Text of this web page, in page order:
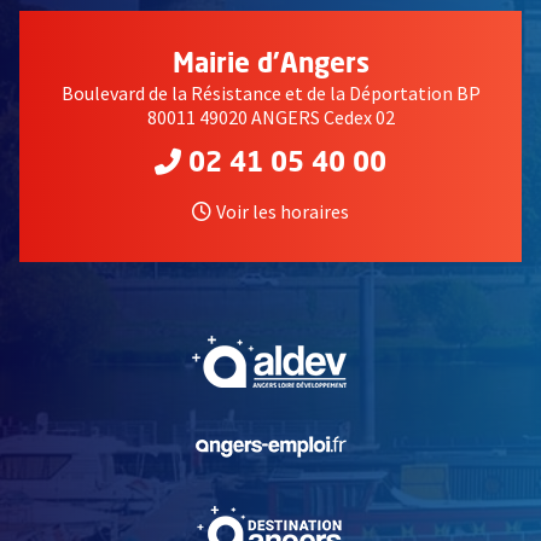
Mairie d'Angers
Boulevard de la Résistance et de la Déportation BP
80011 49020 ANGERS Cedex 02
02 41 05 40 00
Voir les horaires
, Ouvre une nouvelle